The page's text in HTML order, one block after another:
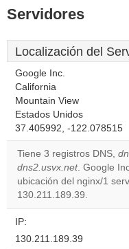
Servidores
Localización del
Google Inc.
California
Mountain View
Estados Unidos
37.405992, -122.078515
Tiene 3 registros DNS,
dns2.usvx.net. Google
ubicación del nginx/1
130.211.189.39.
IP:
130.211.189.39